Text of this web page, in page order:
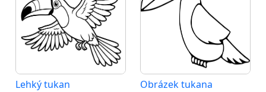
Lehký tukan Obrázek tukana